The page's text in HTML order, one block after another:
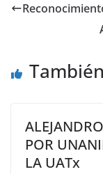
POR
LA UATx